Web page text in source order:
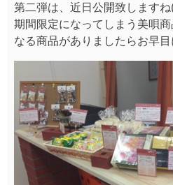
第二弾は、近日公開致します
期間限定になってしまう美唄
なる商品がありましたらお早